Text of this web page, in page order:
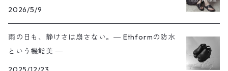
2026/5/9
雨の日も、静けさは崩さない。― Ethformの防水
という機能美 ―